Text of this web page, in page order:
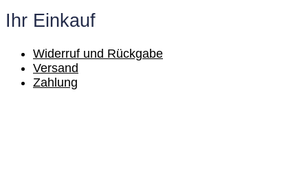
Ihr Einkauf
Widerruf und Rückgabe
Versand
Zahlung